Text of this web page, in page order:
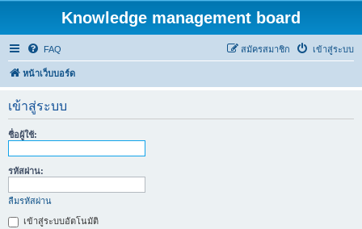
Knowledge management board
FAQ เข้าสู่ระบบ
สมัครสมาชิก
หน้าเว็บบอร์ด
เข้าสู่ระบบ
ชื่อผู้ใช้:
รหัสผ่าน:
ลืมรหัสผ่าน
เข้าสู่ระบบอัตโนมัติ